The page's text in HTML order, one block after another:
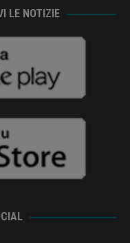
LE NOTIZIE